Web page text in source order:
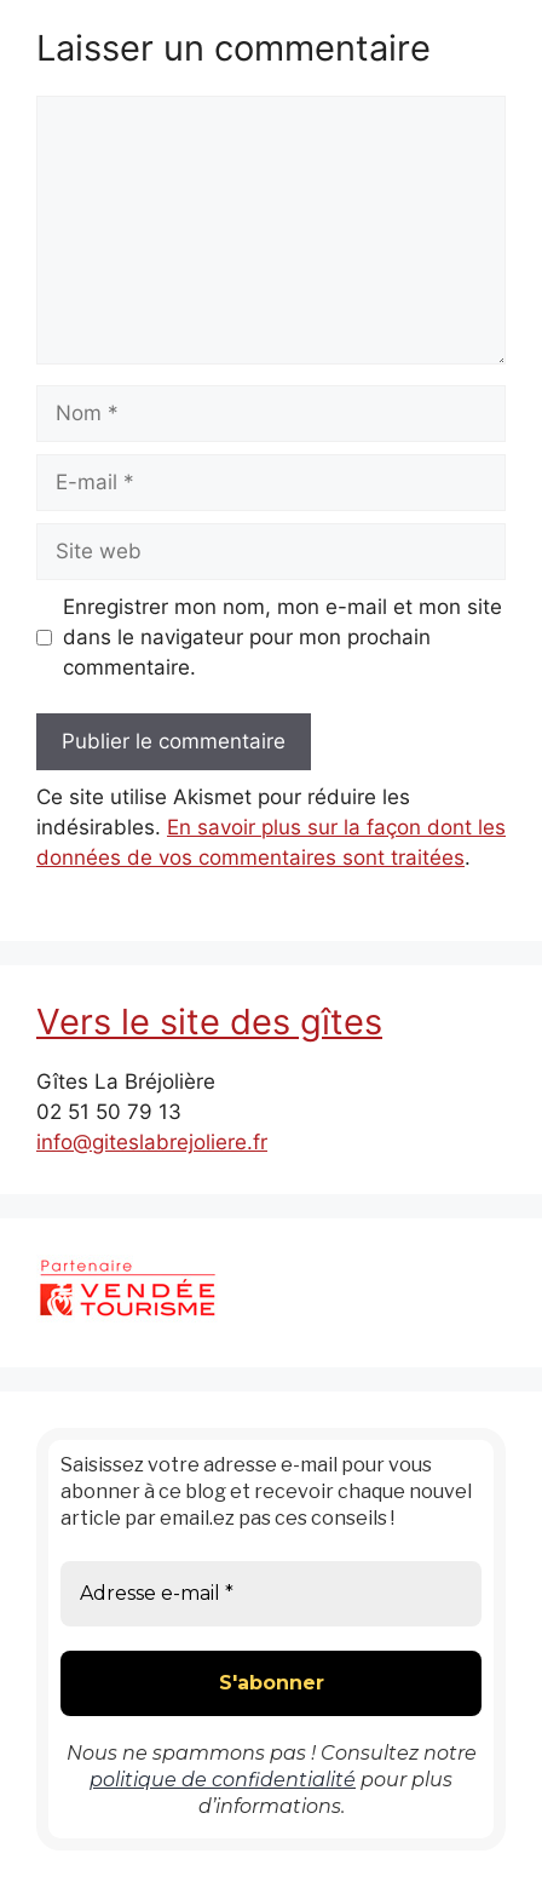
Laisser un commentaire
mail
web
Enregistrer mon nom, mon e-mail et mon site
dans le navigateur pour mon prochain
commentaire.
Ce site utilise Akismet pour réduire les
indésirables. En savoir plus sur la façon dont les
données de vos commentaires sont traitées.
Vers le site des gîtes
Gîtes La Bréjolière
02 51 50 79 13
info@giteslabrejoliere.fr
Saisissez votre adresse e-mail pour vous
abonner à ce blog et recevoir chaque nouvel
article par email.ez pas ces conseils !
Nous ne spammons pas ! Consultez notre
politique de confidentialité pour plus
d’informations.